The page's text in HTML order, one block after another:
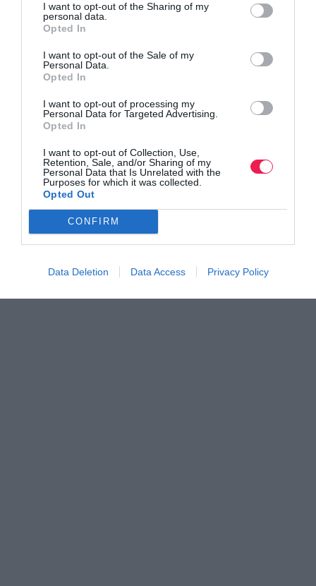
I want to opt-out of the Sharing of my
personal data.
Opted In
I want to opt-out of the Sale of my
Personal Data.
Opted In
I want to opt-out of processing my
Personal Data for Targeted Advertising.
Opted In
I want to opt-out of Collection, Use,
Retention, Sale, and/or Sharing of my
Personal Data that Is Unrelated with the
Purposes for which it was collected.
Opted Out
CONFIRM
Data Deletion Data Access Privacy Policy
Iουλιάννα Ρούσσου: Με στόχο τον τελικό κι ένα
μεγάλο ρε…